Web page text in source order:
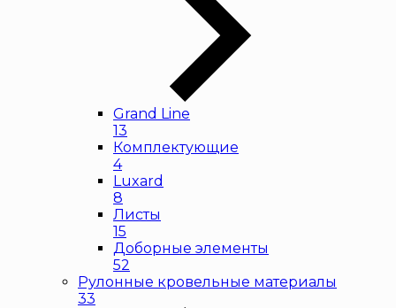
Grand Line
13
Комплектующие
4
Luxard
8
Листы
15
Доборные элементы
52
Рулонные кровельные материалы
33